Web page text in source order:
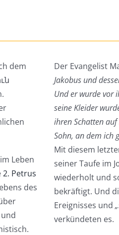
dem
Leben
2. Petrus
des
Der Evangelist
Jakobus und
Und er wurde vor
seine Kleider
ihren Schatten
Sohn, an dem ich
Mit diesem
seiner Taufe im
wiederholt und
bekräftigt. Und
Ereignisses und
verkündeten es.